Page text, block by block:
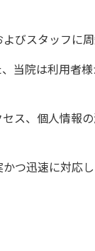
びスタッフに
当院は利用者
ス、個人情報
つ迅速に対応し